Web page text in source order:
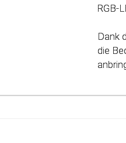
RGB-
Dank
die